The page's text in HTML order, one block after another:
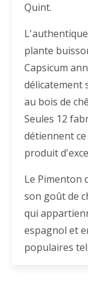
Quint.
plante
Capsicum
délicatement
au bois de
Seules 12
détiennent
produit
Le Pimenton
son goût de
qui
espagnol et
populaires